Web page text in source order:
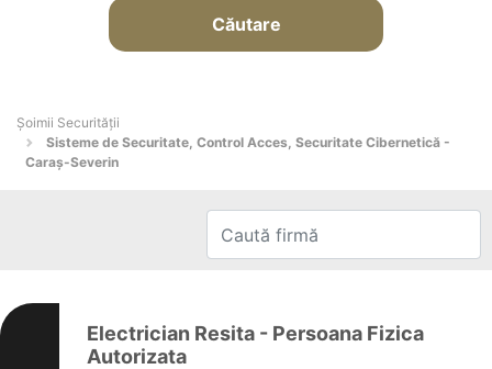
Căutare
Șoimii Securității
Sisteme de Securitate, Control Acces, Securitate Cibernetică -
Caraş-Severin
Electrician Resita - Persoana Fizica
Autorizata